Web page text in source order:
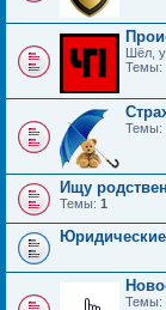
Шёл,
Темы:
Темы:
Ищу
Темы: 1
Юридические
Темы: